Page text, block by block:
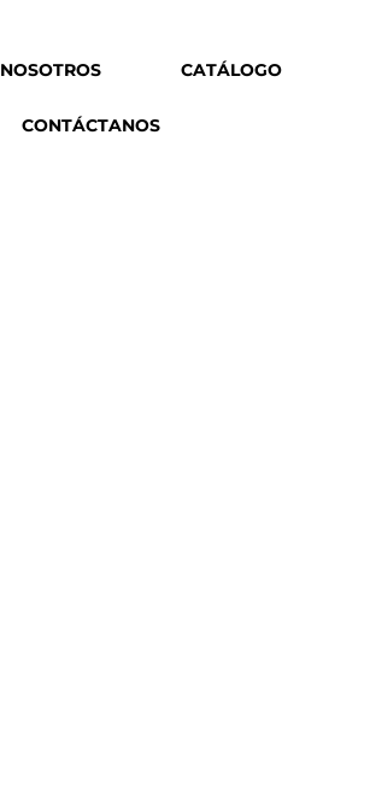
NOSOTROS CATÁLOGO
CONTÁCTANOS